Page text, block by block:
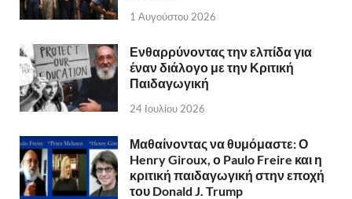
1 Αυγούστου 2026
Ενθαρρύνοντας την ελπίδα για
έναν διάλογο με την Κριτική
Παιδαγωγική
24 Ιουλίου 2026
Μαθαίνοντας να θυμόμαστε: Ο
Henry Giroux, ο Paulo Freire και η
κριτική παιδαγωγική στην εποχή
του Donald J. Trump